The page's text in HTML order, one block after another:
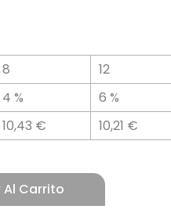
8
4 %
10,43 €
12
6 %
10,21 €
Al Carrito